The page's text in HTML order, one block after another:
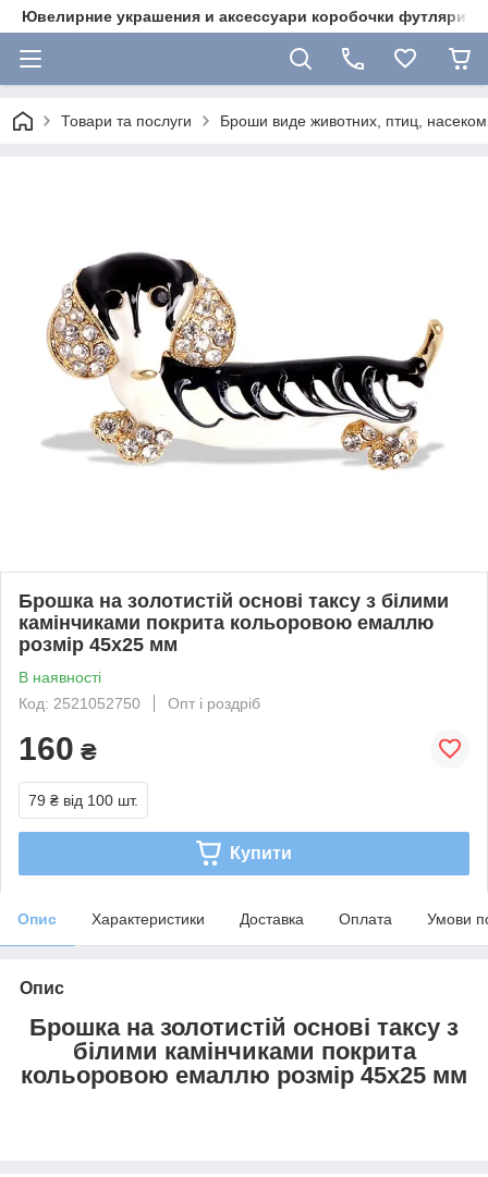
Ювелирние украшения и аксессуари коробочки футляри
Товари та послуги Броши виде животних, птиц,
Брошка на золотистій основі таксу з білими
камінчиками покрита кольоровою емаллю
розмір 45х25 мм
В наявності
Код: 2521052750
Опт і роздріб
160 ₴
79 ₴ від 100 шт.
Купити
Опис Характеристики Доставка Оплата Умови
Опис
Брошка на золотистій основі таксу з
білими камінчиками покрита
кольоровою емаллю розмір 45х25 мм